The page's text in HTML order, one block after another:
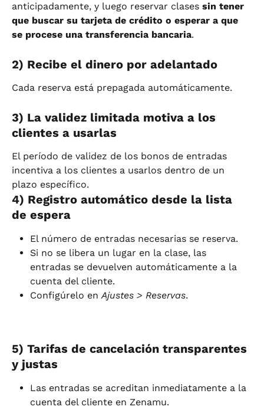
anticipadamente, y luego reservar clases sin tener
que buscar su tarjeta de crédito o esperar a que
se procese una transferencia bancaria.
2) Recibe el dinero por adelantado
Cada reserva está prepagada automáticamente.
3) La validez limitada motiva a los
clientes a usarlas
El período de validez de los bonos de entradas
incentiva a los clientes a usarlos dentro de un
plazo específico.
4) Registro automático desde la lista
de espera
El número de entradas necesarias se reserva.
Si no se libera un lugar en la clase, las
entradas se devuelven automáticamente a la
cuenta del cliente.
Configúrelo en Ajustes > Reservas.
5) Tarifas de cancelación transparentes
y justas
Las entradas se acreditan inmediatamente a la
cuenta del cliente en Zenamu.